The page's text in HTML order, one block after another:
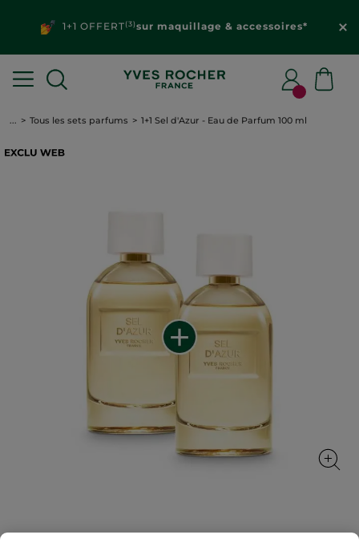
1+1 OFFERT(3)sur maquillage & accessoires*
... Tous les sets parfums 1+1 Sel d'Azur - Eau de Parfum 100 ml